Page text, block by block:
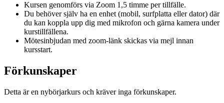
Kursen genomförs via Zoom 1,5 timme per tillfälle.
Du behöver själv ha en enhet (mobil, surfplatta eller dator) där
du kan koppla upp dig med mikrofon och gärna kamera under
kurstillfällena.
Mötesinbjudan med zoom-länk skickas via mejl innan
kursstart.
Förkunskaper
Detta är en nybörjarkurs och kräver inga förkunskaper.